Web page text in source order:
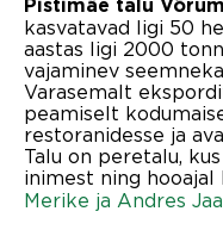
Pistimäe talu
kasvatavad ligi 50
aastas ligi 2000
vajaminev
Varasemalt
peamiselt
restoranidesse ja
Talu on peretalu,
inimest ning hooajal
Merike ja Andres